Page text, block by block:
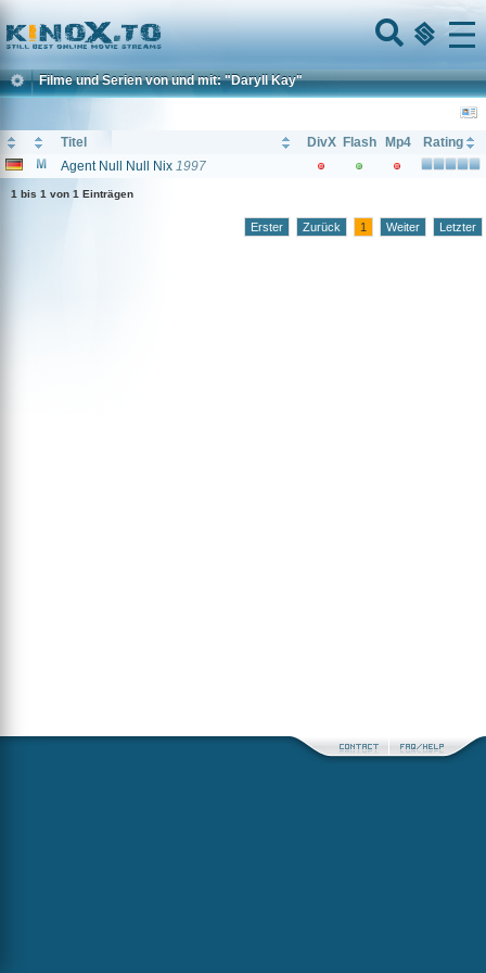
Home
Menu
Filme und Serien von und mit: "Daryll Kay"
Titel DivX Flash Mp4
Rating
Agent Null Null Nix 1997
1 bis 1 von 1 Einträgen
Erster Zurück 1 Weiter Letzter